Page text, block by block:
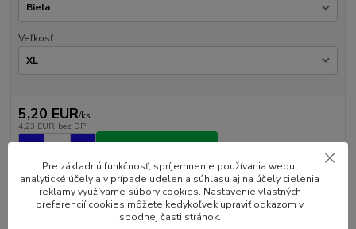
Veľkosť
5,20 EUR/ks
4,23 EUR bez DPH
Pridať do košíka
Pre základnú funkčnosť, spríjemnenie používania webu,
analytické účely a v prípade udelenia súhlasu aj na účely cielenia
reklamy využívame súbory cookies. Nastavenie vlastných
preferencií cookies môžete kedykoľvek upraviť odkazom v
spodnej časti stránok.